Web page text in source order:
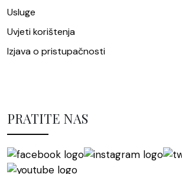
Usluge
Uvjeti korištenja
Izjava o pristupačnosti
PRATITE NAS